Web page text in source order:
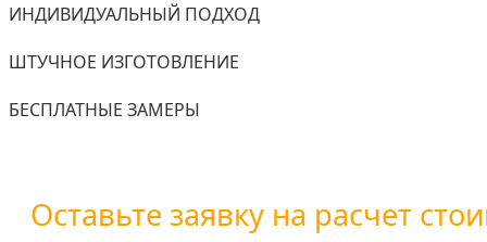
ИНДИВИДУАЛЬНЫЙ ПОДХОД
ШТУЧНОЕ ИЗГОТОВЛЕНИЕ
БЕСПЛАТНЫЕ ЗАМЕРЫ
Оставьте заявку на расчет